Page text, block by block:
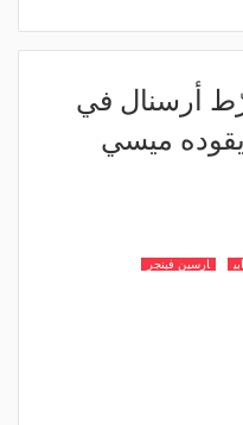
أرسنال في
ميسي
ارسين فينجر